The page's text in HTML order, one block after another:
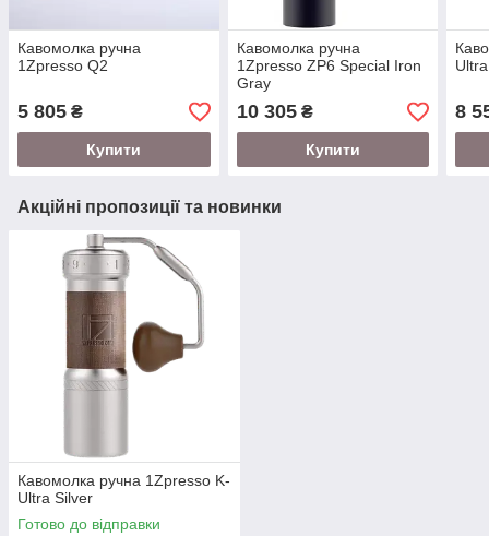
Кавомолка ручна
1Zpresso Q2
5 805 ₴
Купити
Кавомолка ручна
1Zpresso ZP6 Special Iron
Gray
10 305₴
Купити
8
Акційні пропозиції та новинки
Кавомолка ручна 1Zpresso K-
Ultra Silver
Готово до відправки